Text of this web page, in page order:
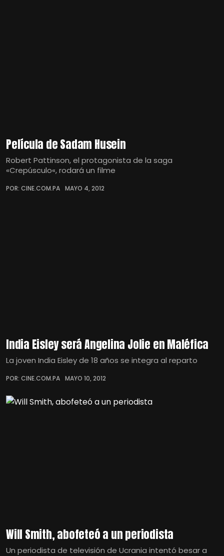
Película de Sadam Husein
Robert Pattinson, el protagonista de la saga
«Crepúsculo«, rodará un filme
POR: CINE.COM.PA MAYO 4, 2012
India Eisley será Angelina Jolie en Maléfica
La joven India Eisley de 18 años se integra al reparto
POR: CINE.COM.PA MAYO 10, 2012
Will Smith, abofeteó a un periodista
Un periodista de televisión de Ucrania intentó besar a